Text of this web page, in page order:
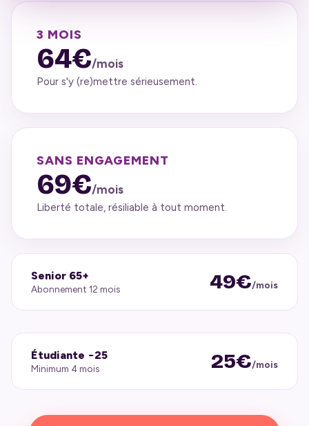
3 MOIS
64€/mois
Pour s'y (re)mettre sérieusement.
SANS ENGAGEMENT
69€/mois
Liberté totale, résiliable à tout moment.
Senior 65+
Abonnement 12 mois 49€/mois
Étudiante −25
Minimum 4 mois 25€/mois